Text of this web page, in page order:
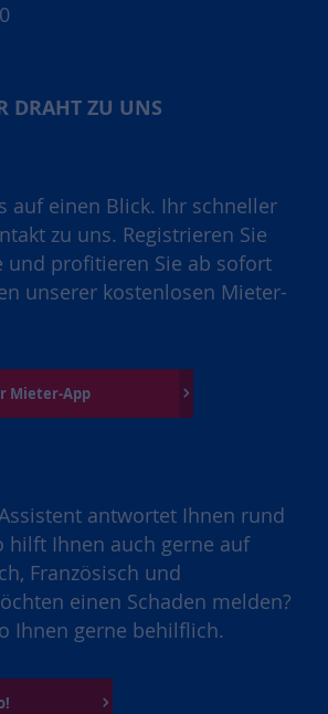
DRAHT ZU UNS
auf einen Blick. Ihr schneller
zu uns. Registrieren Sie
und profitieren Sie ab sofort
unserer kostenlosen Mieter-
Mieter-App
antwortet Ihnen rund
hilft Ihnen auch gerne auf
Französisch und
einen Schaden melden?
Ihnen gerne behilflich.